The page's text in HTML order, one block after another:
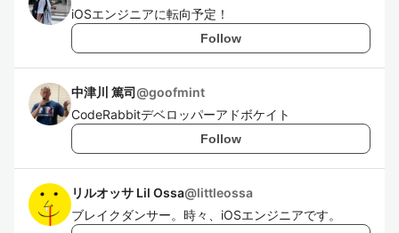
iOSエンジニアに転向予定！
Follow
中津川 篤司@goofmint
CodeRabbitデベロッパーアドボケイト
Follow
リルオッサ Lil Ossa@littleossa
ブレイクダンサー。時々、iOSエンジニアです。